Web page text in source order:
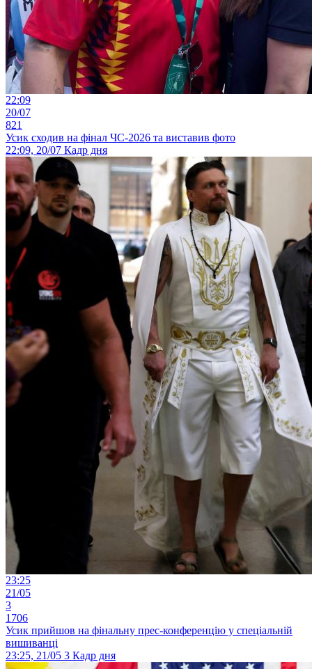
22:09
20/07
821
Усик сходив на фінал ЧС-2026 та виставив фото
22:09, 20/07 Кадр дня
23:25
21/05
3
1706
Усик прийшов на фінальну прес-конференцію у спеціальній
вишиванці
23:25, 21/05 3 Кадр дня